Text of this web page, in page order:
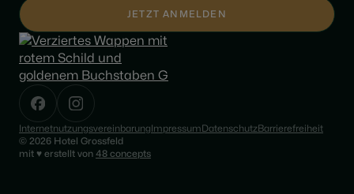
Internetnutzungsvereinbarung Impressum Datenschutz Barrierefreiheit
© 2026 Hotel Grossfeld
mit ♥ erstellt von 48 concepts